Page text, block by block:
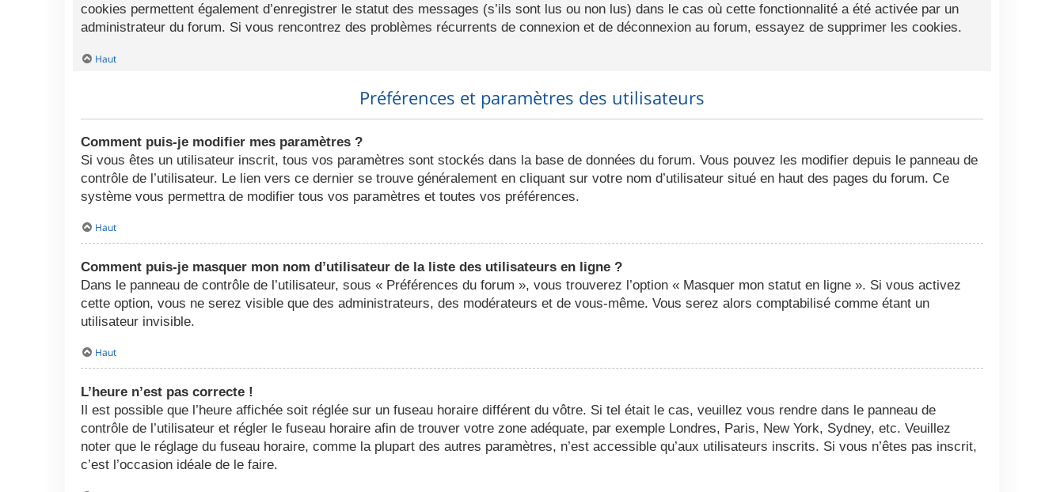
cookies permettent également d’enregistrer le statut des messages (s’ils sont lus ou non lus) dans le cas où cette fonctionnalité a été activée par un
administrateur du forum. Si vous rencontrez des problèmes récurrents de connexion et de déconnexion au forum, essayez de supprimer les cookies.
Haut
Préférences et paramètres des utilisateurs
Comment puis-je modifier mes paramètres ?
Si vous êtes un utilisateur inscrit, tous vos paramètres sont stockés dans la base de données du forum. Vous pouvez les modifier depuis le panneau de
contrôle de l’utilisateur. Le lien vers ce dernier se trouve généralement en cliquant sur votre nom d’utilisateur situé en haut des pages du forum. Ce
système vous permettra de modifier tous vos paramètres et toutes vos préférences.
Haut
Comment puis-je masquer mon nom d’utilisateur de la liste des utilisateurs en ligne ?
Dans le panneau de contrôle de l’utilisateur, sous « Préférences du forum », vous trouverez l’option « Masquer mon statut en ligne ». Si vous activez
cette option, vous ne serez visible que des administrateurs, des modérateurs et de vous-même. Vous serez alors comptabilisé comme étant un
utilisateur invisible.
Haut
L’heure n’est pas correcte !
Il est possible que l’heure affichée soit réglée sur un fuseau horaire différent du vôtre. Si tel était le cas, veuillez vous rendre dans le panneau de
contrôle de l’utilisateur et régler le fuseau horaire afin de trouver votre zone adéquate, par exemple Londres, Paris, New York, Sydney, etc. Veuillez
noter que le réglage du fuseau horaire, comme la plupart des autres paramètres, n’est accessible qu’aux utilisateurs inscrits. Si vous n’êtes pas inscrit,
c’est l’occasion idéale de le faire.